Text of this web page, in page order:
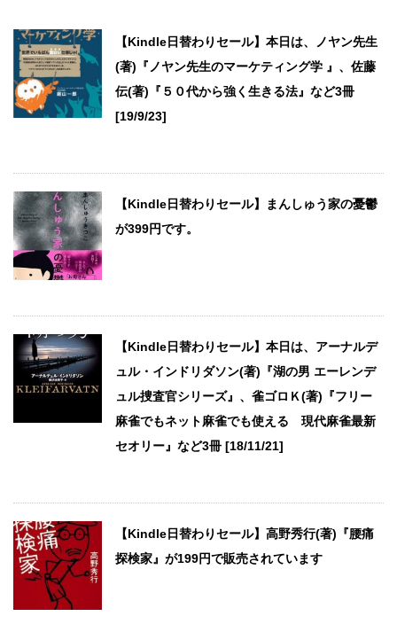
【Kindle日替わりセール】本日は、ノヤン先生
(著)『ノヤン先生のマーケティング学 』、佐藤
伝(著)『５０代から強く生きる法』など3冊
[19/9/23]
【Kindle日替わりセール】まんしゅう家の憂鬱
が399円です。
【Kindle日替わりセール】本日は、アーナルデ
ュル・インドリダソン(著)『湖の男 エーレンデ
ュル捜査官シリーズ』、雀ゴロＫ(著)『フリー
麻雀でもネット麻雀でも使える 現代麻雀最新
セオリー』など3冊 [18/11/21]
【Kindle日替わりセール】高野秀行(著)『腰痛
探検家』が199円で販売されています